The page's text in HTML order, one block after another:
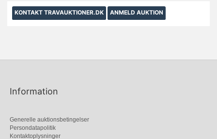
KONTAKT TRAVAUKTIONER.DK ANMELD AUKTION
Information
Generelle auktionsbetingelser
Persondatapolitik
Kontaktoplysninger